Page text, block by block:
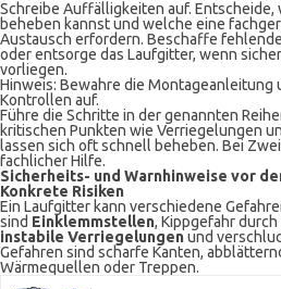
Schreibe Auffälligkeiten auf.
beheben kannst und welche eine
Austausch erfordern. Beschaffe
oder entsorge das Laufgitter, wenn
vorliegen.
Hinweis: Bewahre die Montageanleitung
Kontrollen auf.
Führe die Schritte in der genannten
kritischen Punkten wie Verriegelungen
lassen sich oft schnell beheben. Bei
fachlicher Hilfe.
Sicherheits- und Warnhinweise vor
Konkrete Risiken
Ein Laufgitter kann verschiedene
sind Einklemmstellen, Kippgefahr
instabile Verriegelungenund
Gefahren sind scharfe Kanten,
Wärmequellen oder Treppen.